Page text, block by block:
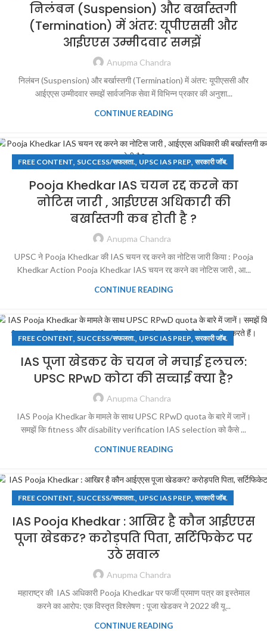
निलंबन (Suspension) और बर्खास्तगी
(Termination) में अंतर: यूपीएससी और
आईएएस उम्मीदवार समझें
Anupma Chandra
निलंबन (Suspension) और बर्खास्तगी (Termination) में अंतर: यूपीएससी और
आईएएस उम्मीदवार समझें सार्वजनिक सेवा में विभिन्न प्रकार की अनुशा...
CONTINUE READING
FREE CONTENT, SUCCESS/सफलता., UPSC IAS PREP, सरकारी जॉब.
Pooja Khedkar IAS चयन रद्द करने का
नोटिस जारी , आईएएस अधिकारी की
बर्खास्तगी कब होती है ?
Anupma Chandra
UPSC ने Pooja Khedkar की IAS चयन रद्द करने का नोटिस जारी किया : Pooja
Khedkar Action Pooja Khedkar IAS चयन रद्द करने का नोटिस जारी , आ...
CONTINUE READING
FREE CONTENT, SUCCESS/सफलता., UPSC IAS PREP, सरकारी जॉब.
IAS पूजा खेडकर के चयन ने मचाई हलचल:
UPSC RPwD कोटा की सच्चाई क्या है?
Anupma Chandra
IAS Pooja Khedkar के मामले के साथ UPSC RPwD quota के बारे में जानें।
समझें कि fitness और disability verification IAS selection को कैसे ...
CONTINUE READING
FREE CONTENT, SUCCESS/सफलता., UPSC IAS PREP, सरकारी जॉब.
IAS Pooja Khedkar : आखिर है कौन आईएएस
पूजा खेडकर? करोड़पति पिता, सर्टिफिकेट पर
उठे सवाल
Anupma Chandra
महाराष्ट्र की IAS अधिकारी Pooja Khedkar पर फर्जी प्रमाण पत्र का इस्तेमाल
करने का आरोप: एक विस्तृत विश्लेषण : पूजा खेडकर ने 2022 की यू...
CONTINUE READING